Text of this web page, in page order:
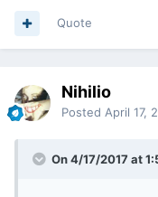
Quote
Nihilio
Posted April 17,
On 4/17/2017 at